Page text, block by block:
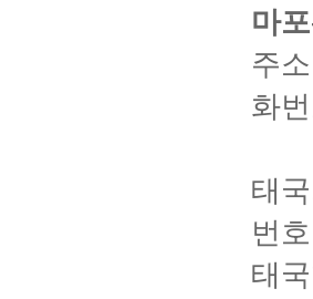
마
주
화
태
번
태